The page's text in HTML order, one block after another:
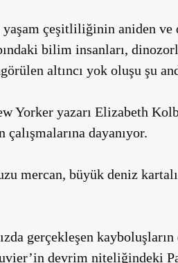
çeşitliliğinin aniden ve
bilim insanları,
altıncı yok oluşu şu
Yorker yazarı Elizabeth
dayanıyor.
mercan, büyük deniz
gerçekleşen
devrim niteliğindeki